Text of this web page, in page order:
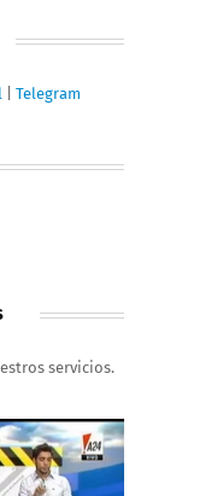
Telegram
servicios.